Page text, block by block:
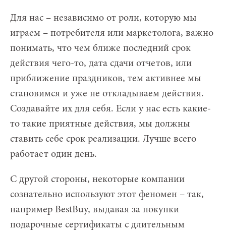
Для нас – независимо от роли, которую мы
играем – потребителя или маркетолога, важно
понимать, что чем ближе последний срок
действия чего-то, дата сдачи отчетов, или
приближение праздников, тем активнее мы
становимся и уже не откладываем действия.
Создавайте их для себя. Если у нас есть какие-
то такие приятные действия, мы должны
ставить себе срок реализации. Лучше всего
работает один день.
С другой стороны, некоторые компании
сознательно используют этот феномен – так,
например BestBuy, выдавая за покупки
подарочные сертификаты с длительным